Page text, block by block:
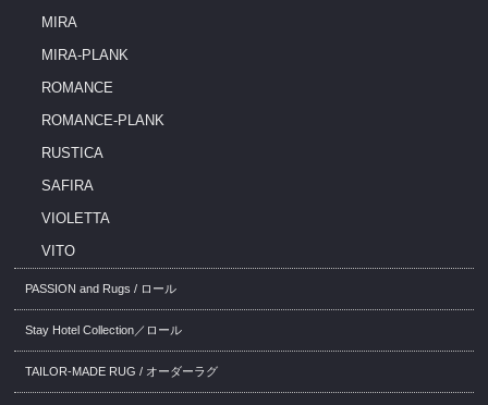
MIRA
MIRA-PLANK
ROMANCE
ROMANCE-PLANK
RUSTICA
SAFIRA
VIOLETTA
VITO
PASSION and Rugs / ロール
Stay Hotel Collection／ロール
TAILOR-MADE RUG / オーダーラグ